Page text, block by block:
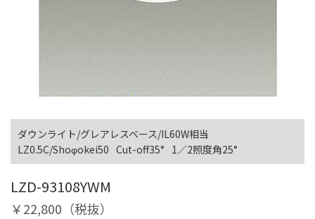
ダウンライト/グレアレスベース/IL60W相当
LZ0.5C/Shoφokei50 Cut-off35° 1／2照度角25°
LZD-93108YWM
￥22,800（税抜）